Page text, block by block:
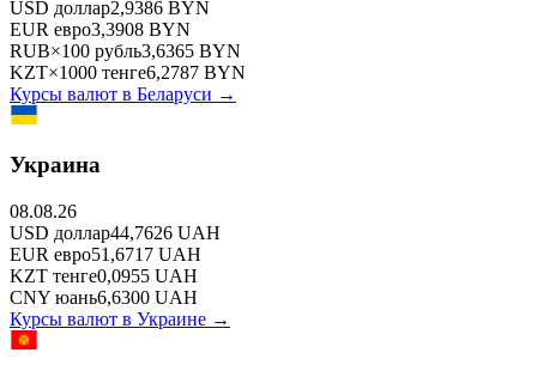
USD доллар2,9386 BYN
EUR евро3,3908 BYN
RUB×100 рубль3,6365 BYN
KZT×1000 тенге6,2787 BYN
Курсы валют в Беларуси →
Украина
08.08.26
USD доллар44,7626 UAH
EUR евро51,6717 UAH
KZT тенге0,0955 UAH
CNY юань6,6300 UAH
Курсы валют в Украине →